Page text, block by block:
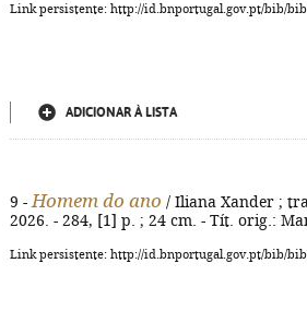
Link persistente: http://id.bnportugal.gov.pt/bib/
ADICIONAR À LISTA
9 - Homem do ano / Iliana Xander ;
2026. - 284, [1] p. ; 24 cm. - Tít. orig.:
Link persistente: http://id.bnportugal.gov.pt/bib/